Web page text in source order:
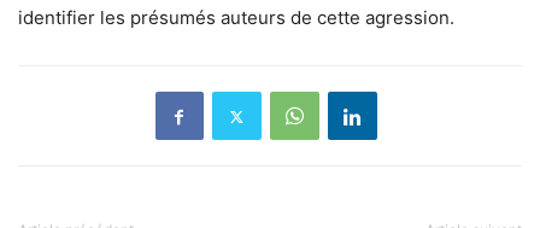
identifier les présumés auteurs de cette agression.